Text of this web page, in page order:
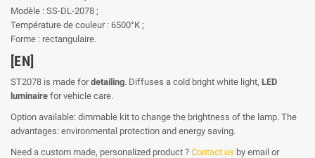
Modèle : SS-DL-2078 ;
Température de couleur : 6500°K ;
Forme : rectangulaire.
[EN]
ST2078 is made fordetailing. Diffuses a cold bright white light, LED
luminaire for vehicle care.
Option available: dimmable kit to change the brightness of the lamp. The
advantages: environmental protection and energy saving.
Need a custom made, personalized product ? Contact us by email or